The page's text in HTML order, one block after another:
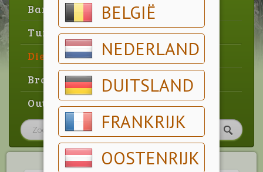
BELGIË
NEDERLAND
DUITSLAND
FRANKRIJK
OOSTENRIJK
Barbecue
Tuin
Dier
Brood & gebak
Outlet